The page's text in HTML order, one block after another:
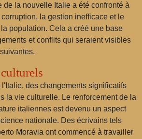
de la nouvelle Italie a été confronté à
la gestion inefficace et le
population. Cela a créé une base
et conflits qui seraient visibles
des changements significatifs
la vie culturelle. Le renforcement de la
italiennes est devenu un aspect
nationale. Des écrivains tels
Moravia ont commencé à travailler